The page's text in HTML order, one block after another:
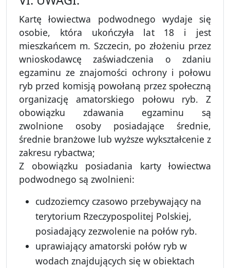
Kartę łowiectwa podwodnego wydaje się
osobie, która ukończyła lat 18 i jest
mieszkańcem m. Szczecin, po złożeniu przez
wnioskodawcę zaświadczenia o zdaniu
egzaminu ze znajomości ochrony i połowu
ryb przed komisją powołaną przez społeczną
organizację amatorskiego połowu ryb. Z
obowiązku zdawania egzaminu są
zwolnione osoby posiadające średnie,
średnie branżowe lub wyższe wykształcenie z
zakresu rybactwa;
Z obowiązku posiadania karty łowiectwa
podwodnego są zwolnieni:
cudzoziemcy czasowo przebywający na
terytorium Rzeczypospolitej Polskiej,
posiadający zezwolenie na połów ryb.
uprawiający amatorski połów ryb w
wodach znajdujących się w obiektach